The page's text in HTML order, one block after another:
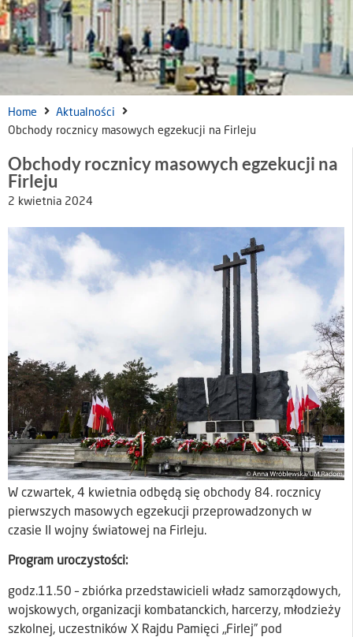
Home
Aktualności
Obchody rocznicy masowych egzekucji na Firleju
Obchody rocznicy masowych egzekucji na
Firleju
2 kwietnia 2024
W czwartek, 4 kwietnia odbędą się obchody 84. rocznicy
pierwszych masowych egzekucji przeprowadzonych w
czasie II wojny światowej na Firleju.
Program uroczystości:
godz.11.50 – zbiórka przedstawicieli władz samorządowych,
wojskowych, organizacji kombatanckich, harcerzy, młodzieży
szkolnej, uczestników X Rajdu Pamięci „Firlej” pod